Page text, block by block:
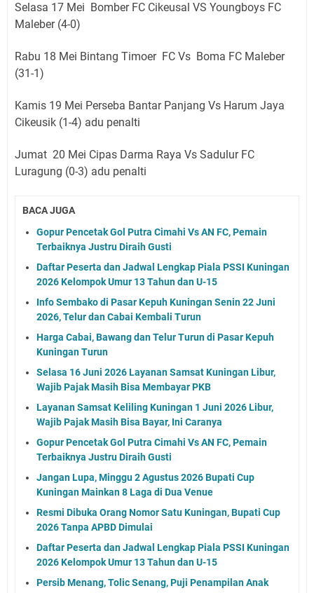
Selasa 17 Mei Bomber FC Cikeusal VS Youngboys FC
Maleber (4-0)
Rabu 18 Mei Bintang Timoer FC Vs Boma FC Maleber
(31-1)
Kamis 19 Mei Perseba Bantar Panjang Vs Harum Jaya
Cikeusik (1-4) adu penalti
Jumat 20 Mei Cipas Darma Raya Vs Sadulur FC
Luragung (0-3) adu penalti
BACA JUGA
Gopur Pencetak Gol Putra Cimahi Vs AN FC, Pemain
Terbaiknya Justru Diraih Gusti
Daftar Peserta dan Jadwal Lengkap Piala PSSI Kuningan
2026 Kelompok Umur 13 Tahun dan U-15
Info Sembako di Pasar Kepuh Kuningan Senin 22 Juni
2026, Telur dan Cabai Kembali Turun
Harga Cabai, Bawang dan Telur Turun di Pasar Kepuh
Kuningan Turun
Selasa 16 Juni 2026 Layanan Samsat Kuningan Libur,
Wajib Pajak Masih Bisa Membayar PKB
Layanan Samsat Keliling Kuningan 1 Juni 2026 Libur,
Wajib Pajak Masih Bisa Bayar, Ini Caranya
Gopur Pencetak Gol Putra Cimahi Vs AN FC, Pemain
Terbaiknya Justru Diraih Gusti
Jangan Lupa, Minggu 2 Agustus 2026 Bupati Cup
Kuningan Mainkan 8 Laga di Dua Venue
Resmi Dibuka Orang Nomor Satu Kuningan, Bupati Cup
2026 Tanpa APBD Dimulai
Daftar Peserta dan Jadwal Lengkap Piala PSSI Kuningan
2026 Kelompok Umur 13 Tahun dan U-15
Persib Menang, Tolic Senang, Puji Penampilan Anak